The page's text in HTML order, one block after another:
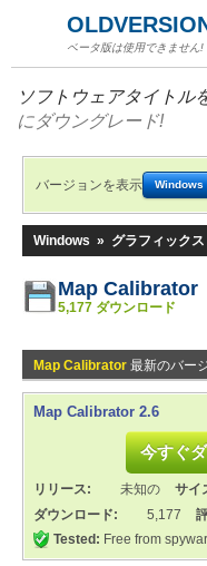
ベータ版は使用できません!
ソフトウェアタイトル
にダウングレード!
バージョンを表示 Windows
Windows » グラフィックス
Map Calibrator
5,177 ダウンロード
Map Calibrator 最新のバー
Map Calibrator 2.6
今すぐ
リリース: 未知の サイ
ダウンロード:
5,177
Tested: Free from